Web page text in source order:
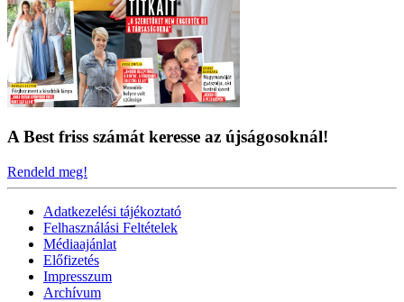
A Best friss számát keresse az újságosoknál!
Rendeld meg!
Adatkezelési tájékoztató
Felhasználási Feltételek
Médiaajánlat
Előfizetés
Impresszum
Archívum